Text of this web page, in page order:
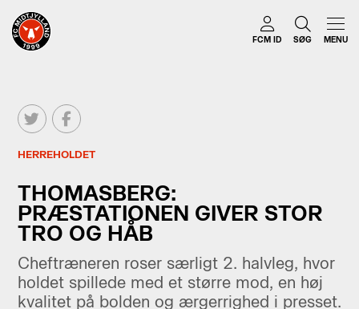
FCM ID SØG MENU
HERREHOLDET
THOMASBERG:
PRÆSTATIONEN GIVER STOR
TRO OG HÅB
Cheftræneren roser særligt 2. halvleg, hvor
holdet spillede med et større mod, en høj
kvalitet på bolden og ærgerrighed i presset.